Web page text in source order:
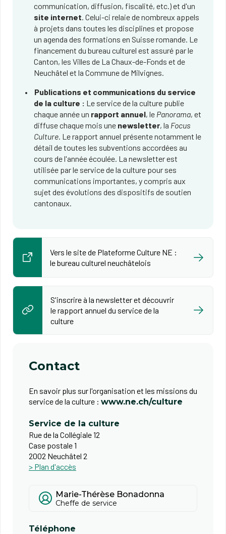
communication, diffusion, fiscalité, etc.) et d'un
site internet. Celui-ci relaie de nombreux appels
à projets dans toutes les disciplines et propose
un agenda des formations en Suisse romande. Le
financement du bureau culturel est assuré par le
Canton, les Villes de La Chaux-de-Fonds et de
Neuchâtel et la Commune de Milvignes.
Publications et communications du service
de la culture : Le service de la culture publie
chaque année un rapport annuel, le Panorama, et
diffuse chaque mois une newsletter, la Focus
Culture. Le rapport annuel présente notamment le
détail de toutes les subventions accordées au
cours de l'année écoulée. La newsletter est
utilisée par le service de la culture pour ses
communications importantes, y compris aux
sujet des évolutions des dispositifs de soutien
cantonaux.
Vers le site de Plateforme Culture NE :
le bureau culturel neuchâtelois
S'inscrire à la newsletter et découvrir
le rapport annuel du service de la
culture
Contact
En savoir plus sur l'organisation et les missions du
service de la culture : www.ne.ch/culture
Service de la culture
Rue de la Collégiale 12
Case postale 1
2002 Neuchâtel 2
> Plan d'accès
Marie-Thérèse Bonadonna
Cheffe de service
Téléphone